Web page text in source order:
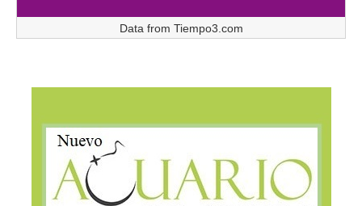
Data from Tiempo3.com